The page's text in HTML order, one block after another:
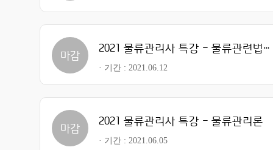
마감 2021 물류관리사 특강 - 물류관련법규
기간 2021.06.12
마감 2021 물류관리사 특강 - 물류관리론
기간 2021.06.05